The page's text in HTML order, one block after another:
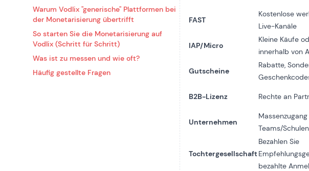
Warum Vodlix "generische" Plattformen bei
der Monetarisierung übertrifft
So starten Sie die Monetarisierung auf
Vodlix (Schritt für Schritt)
Was ist zu messen und wie oft?
Häufig gestellte Fragen
FAST
Kostenlose
Live-Kanäle
IAP/Micro
Kleine Käufe
innerhalb von
Gutscheine
Rabatte,
B2B-Lizenz Rechte an
Unternehmen
Teams/Schulen
Tochtergesellschaft
Bezahlen Sie
bezahlte